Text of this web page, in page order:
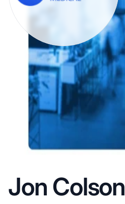
Jon Colson